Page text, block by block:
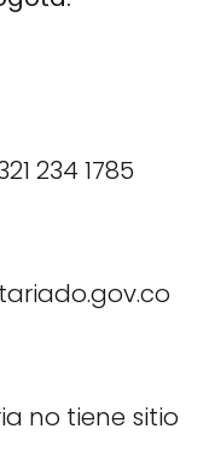
234 1785
no tiene sitio